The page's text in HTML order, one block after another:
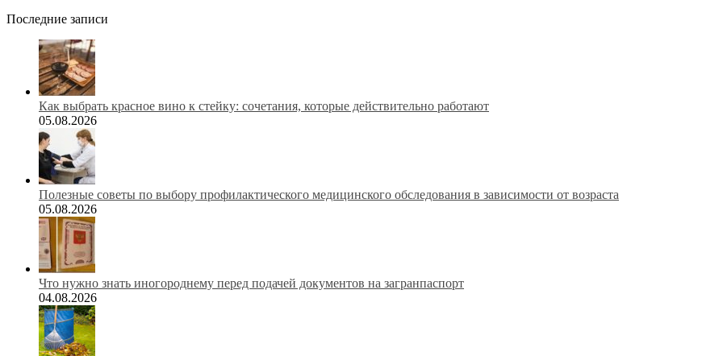
Последние записи
Как выбрать красное вино к стейку: сочетания, которые действительно работают
05.08.2026
Полезные советы по выбору профилактического медицинского обследования в зависимости от возраста
05.08.2026
Что нужно знать иногороднему перед подачей документов на загранпаспорт
04.08.2026